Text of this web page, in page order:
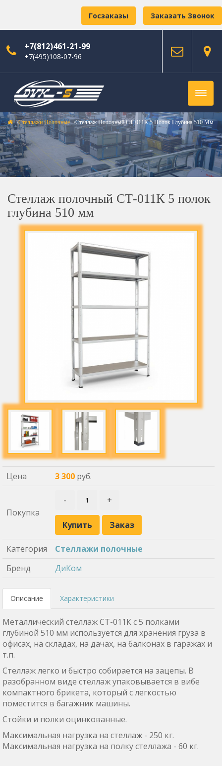
Заказать Звонок
Госзаказы
+7(812)461-21-99
+7(495)108-07-96
Стеллажи Полочные Стеллаж Полочный СТ-011К 5 Полок Глубина 510 Мм
Стеллаж полочный СТ-011К 5 полок
глубина 510 мм
Цена 3 300 руб.
Покупка
- +
Купить Заказ
Категория
Стеллажи полочные
Бренд
ДиКом
Описание Характеристики
Металлический стеллаж СТ-011К с 5 полками
глубиной 510 мм используется для хранения груза в
офисах, на складах, на дачах, на балконах в гаражах и
т.п.
Стеллаж легко и быстро собирается на зацепы. В
разобранном виде стеллаж упаковывается в вибе
компактного брикета, который с легкостью
поместится в багажник машины.
Стойки и полки оцинкованные.
Максимальная нагрузка на стеллаж - 250 кг.
Максимальная нагрузка на полку стеллажа - 60 кг.